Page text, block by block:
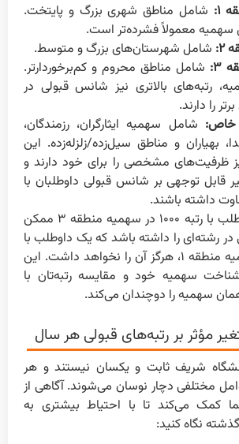
۱:
شامل مناطق شهری بزرگ و پایتخت.
سهمیه معمولاً فشرده‌تر است.
۲:
شامل شهرستان‌های بزرگ و متوسط.
۳:
شامل مناطق محروم و کم‌برخوردارتر.
رتبه‌های بالاتری نیز شانس قبولی در
را دارند.
خاص: شامل سهمیه ایثارگران، رزمندگان،
بهیاران و مناطق سیل‌زده/زلزله‌زده. این
ظرفیت‌های مشخصی را برای خود دارند و
قابل توجهی بر شانس قبولی داوطلبان با
داشته باشند.
برای مثال، یک داوطلب با رتبه ۱۰۰۰ در سهمیه منطقه ۳ ممکن
رشته‌ای را داشته باشد که یک داوطلب با
همین رتبه در سهمیه منطقه ۱، هرگز آن را نخواهد داشت. این
سهمیه خود و مقایسه رتبه‌تان با
سهمیه را دوچندان می‌کند.
شریف ثابت و یکسان نیستند و هر
مختلفی دچار نوسان می‌شوند. آگاهی از
کمک می‌کند تا با احتیاط بیشتری به
نگاه کنید: